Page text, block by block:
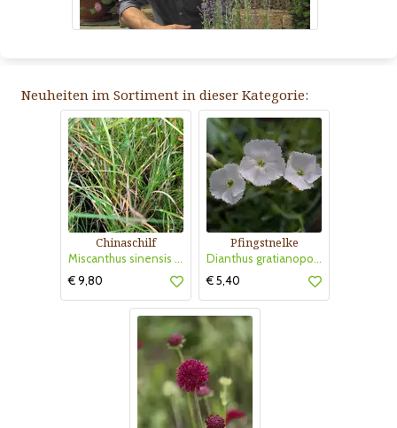
Neuheiten im Sortiment in dieser Kategorie:
Chinaschilf
Miscanthus sinensis 'Strictus Dwarf'
€ 9,80
Pfingstnelke
Dianthus gratianopolitanus 'La Bourboule White'
€ 5,40